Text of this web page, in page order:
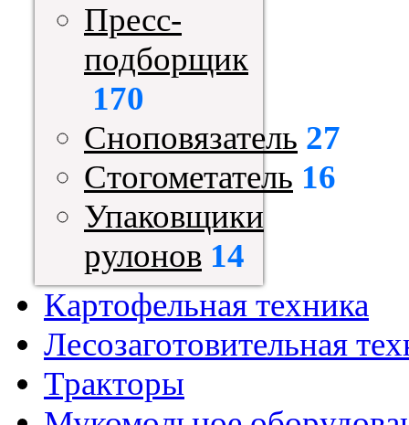
Пресс-
подборщик
170
Сноповязатель 27
Стогометатель 16
Упаковщики
рулонов 14
Картофельная техника
Лесозаготовительная
Тракторы